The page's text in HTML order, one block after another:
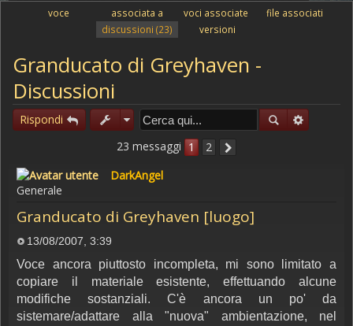
voce associata a voci associate
file associati
discussioni (23) versioni
Granducato di Greyhaven -
Discussioni
Rispondi
23 messaggi 1
2
DarkAngel
Generale
Granducato di Greyhaven [luogo]
13/08/2007, 3:39
Voce ancora piuttosto incompleta, mi sono limitato a
copiare il materiale esistente, effettuando alcune
modifiche sostanziali. C'è ancora un po' da
sistemare/adattare alla "nuova" ambientazione, nel